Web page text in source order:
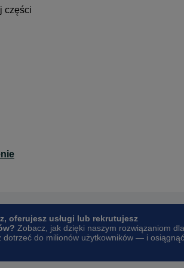
części
oferujesz usługi lub rekrutujesz
Zobacz, jak dzięki naszym rozwiązaniom dla
dotrzeć do milionów użytkowników — i osiągnąć